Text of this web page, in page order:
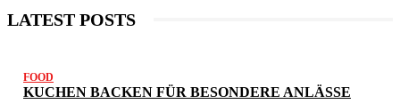
LATEST POSTS
FOOD
KUCHEN BACKEN FÜR BESONDERE ANLÄSSE